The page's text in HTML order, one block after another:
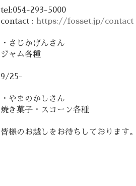
tel:054-293-5000
contact : https://fosset.jp/contact
・さじかげんさん
ジャム各種
9/25-
・やまのかしさん
焼き菓子・スコーン各種
皆様のお越しをお待ちしております。